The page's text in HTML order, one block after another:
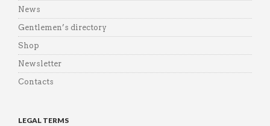
News
Gentlemen’s directory
Shop
Newsletter
Contacts
LEGAL TERMS